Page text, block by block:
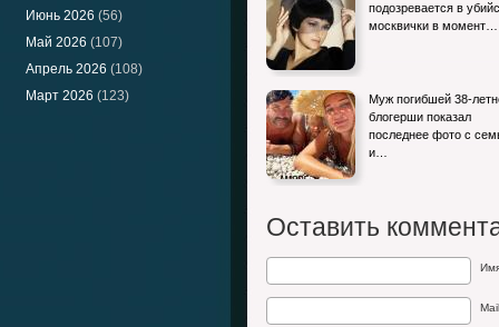
Июнь 2026 (56)
Май 2026 (107)
Апрель 2026 (108)
Март 2026 (123)
подозревается в
москвички в момент…
Муж погибшей 38-
блогерши показал
последнее фото с
и…
Оставить